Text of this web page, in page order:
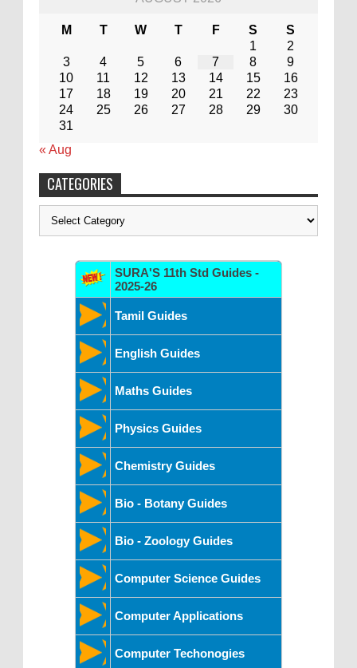
M T W T F S
S
1
2
3
4 5 6 7 8
9
10
11 12 13 14 15
16
17
18 19 20 21 22
23
24
25 26 27 28 29
30
31
« Aug
CATEGORIES
Categories
SURA'S 11th Std Guides -
2025-26
Tamil Guides
English Guides
Maths Guides
Physics Guides
Chemistry Guides
Bio - Botany Guides
Bio - Zoology Guides
Computer Science Guides
Computer Applications
Computer Techonogies